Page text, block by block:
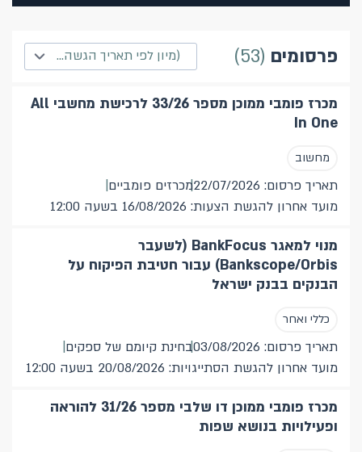
מכרזים ופרסומים
מכרזים ופרסומים שהסתיימו
התקשרות
RFI פניה מוקדמת לקבלת מידע
בחינת קיומם של ספקים
פרסומים 53 מיון לפי תאריך הגשה קרוב
מכרז פומבי ממוכן מספר 33/26 לרכישת מחשבי All
In One
מחשוב
תאריך פרסום: 22/07/2026
מכרזים פומביים
מועד אחרון להגשת הצעות: 16/08/2026 בשעה 12:00
מנוי למאגר BankFocus (לשעבר
Bankscope/Orbis) עבור חטיבת הפיקוח על
הבנקים בבנק ישראל
כללי ואחר
תאריך פרסום: 03/08/2026
בחינת קיומם של ספקים
מועד אחרון להגשת הסתייגויות: 20/08/2026 בשעה 12:00
מכרז פומבי ממוכן דו שלבי מספר 31/26 להוראה
ופעילויות בנושא שפות